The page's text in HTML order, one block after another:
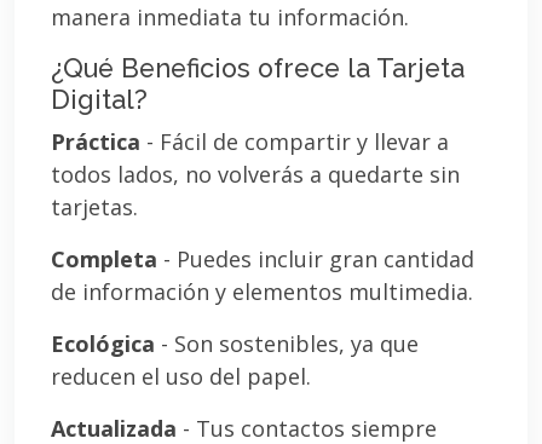
manera inmediata tu información.
¿Qué Beneficios ofrece la Tarjeta
Digital?
Práctica - Fácil de compartir y llevar a
todos lados, no volverás a quedarte sin
tarjetas.
Completa - Puedes incluir gran cantidad
de información y elementos multimedia.
Ecológica - Son sostenibles, ya que
reducen el uso del papel.
Actualizada - Tus contactos siempre